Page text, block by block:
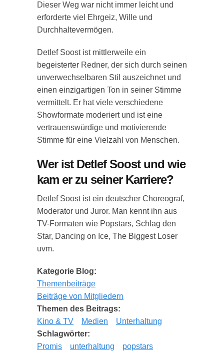
Dieser Weg war nicht immer leicht und
erforderte viel Ehrgeiz, Wille und
Durchhaltevermögen.
Detlef Soost ist mittlerweile ein
begeisterter Redner, der sich durch seinen
unverwechselbaren Stil auszeichnet und
einen einzigartigen Ton in seiner Stimme
vermittelt. Er hat viele verschiedene
Showformate moderiert und ist eine
vertrauenswürdige und motivierende
Stimme für eine Vielzahl von Menschen.
Wer ist Detlef Soost und wie
kam er zu seiner Karriere?
Detlef Soost ist ein deutscher Choreograf,
Moderator und Juror. Man kennt ihn aus
TV-Formaten wie Popstars, Schlag den
Star, Dancing on Ice, The Biggest Loser
uvm.
Kategorie Blog:
Themenbeiträge
Beiträge von Mitgliedern
Themen des Beitrags:
Kino & TV
Medien
Unterhaltung
Schlagwörter:
Promis
unterhaltung
popstars